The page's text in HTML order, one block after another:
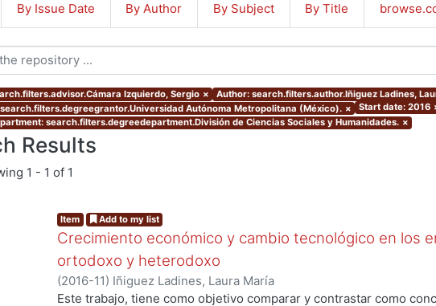
By Issue Date By Author By Subject By Title
Izquierdo, Sergio × Author: search.filters.author.Iñiguez Ladines,
Autónoma Metropolitana (México). × Start date: 2016
search.filters.degreedepartment.División de Ciencias Sociales y Humanidades. ×
Results
1 - 1 of 1
Item Add to my list
Crecimiento económico y cambio tecnológico en los
ortodoxo y heterodoxo
(2016-11) Iñiguez Ladines, Laura María
Este trabajo, tiene como objetivo comparar y contrastar como